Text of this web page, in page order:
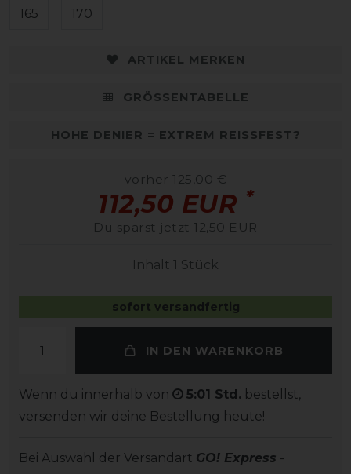
165 170
ARTIKEL MERKEN
GRÖSSENTABELLE
HOHE DENIER = EXTREM REISSFEST?
vorher 125,00 €
112,50 EUR *
Du sparst jetzt 12,50 EUR
Inhalt 1 Stück
sofort versandfertig
IN DEN WARENKORB
Wenn du innerhalb von 5:01 Std. bestellst,
versenden wir deine Bestellung heute!
Bei Auswahl der Versandart GO! Express -